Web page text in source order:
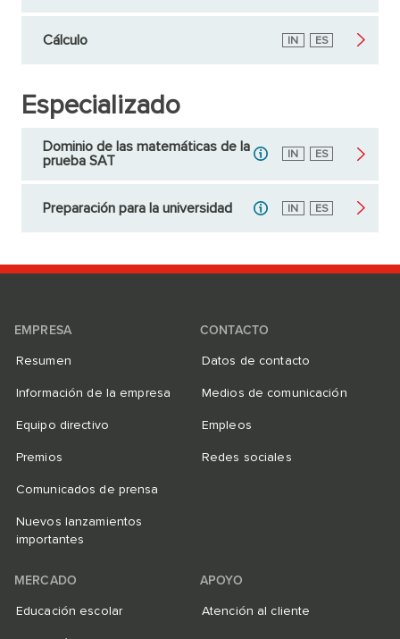
Cálculo Inglés
IN Español
ES
Especializado
Dominio de las matemáticas de la
prueba SAT
Inglés
IN Español
ES
Preparación para la universidad Inglés
IN Español
ES
EMPRESA
Resumen
Información de la empresa
Equipo directivo
Premios
Comunicados de prensa
Nuevos lanzamientos
importantes
CONTACTO
Datos de contacto
Medios de comunicación
Empleos
Redes sociales
MERCADO
Educación escolar
APOYO
Atención al cliente